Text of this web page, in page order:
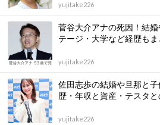
yujitake226
菅谷大介アナの死因！結
テージ・大学など経歴もま
yujitake226
佐田志歩の結婚や旦那と
歴・年収と資産・テスタ
yujitake226